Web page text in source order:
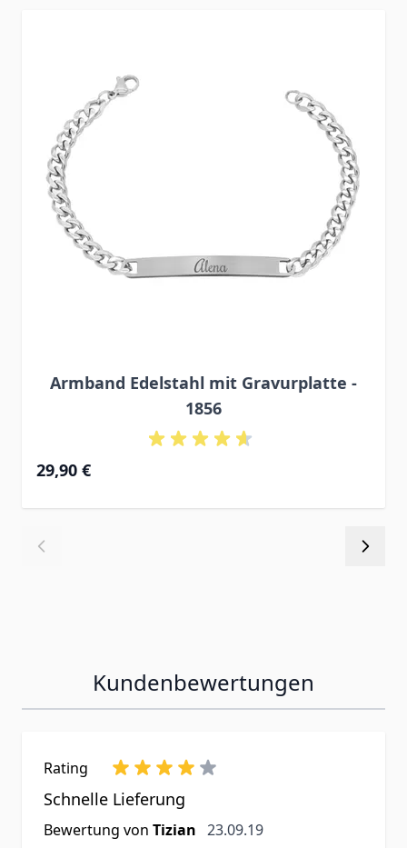
Armband Edelstahl mit Gravurplatte -
1856
29,90 €
Kundenbewertungen
Rating
Schnelle Lieferung
Bewertung von Tizian 23. September 2019
23.09.19